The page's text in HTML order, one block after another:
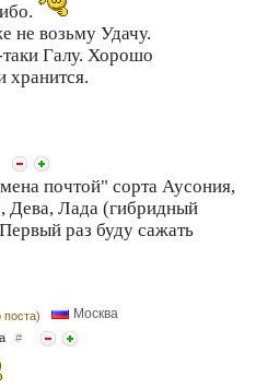
не возьму Удачу.
Галу. Хорошо
хранится.
почтой" сорта Аусония,
Дева, Лада (гибридный
раз буду сажать
поста) Москва
#